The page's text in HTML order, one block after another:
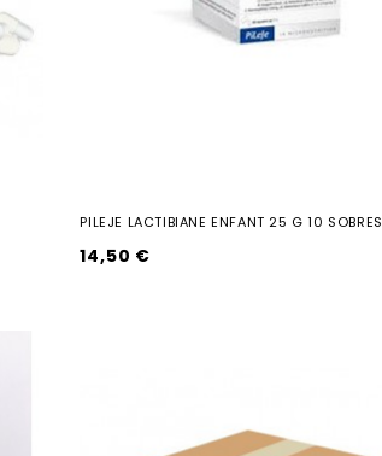
PILEJE LACTIBIANE ENFANT 25 G 10 SOBRES
14,50 €